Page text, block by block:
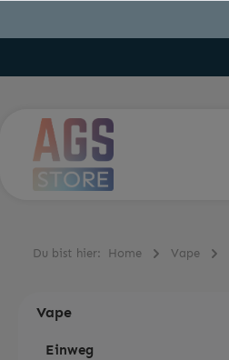
Du bist hier: Home Vape
Vape
Einweg